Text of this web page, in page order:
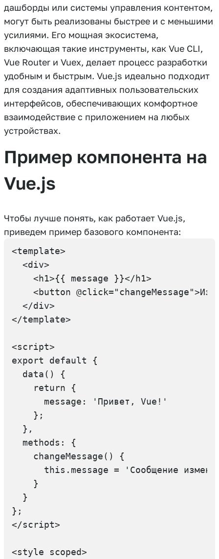
дашборды или системы управления контентом,
могут быть реализованы быстрее и с меньшими
усилиями. Его мощная экосистема,
включающая такие инструменты, как Vue CLI,
Vue Router и Vuex, делает процесс разработки
удобным и быстрым. Vue.js идеально подходит
для создания адаптивных пользовательских
интерфейсов, обеспечивающих комфортное
взаимодействие с приложением на любых
устройствах.
Пример компонента на
Vue.js
Чтобы лучше понять, как работает Vue.js,
приведем пример базового компонента:
<template>
  <div>
    <h1>{{ message }}</h1>
<button
  </div>
</template>
<script>
export default {
  data() {
    return {
      message: 'Привет, Vue!'
    };
  },
  methods: {
    changeMessage() {
this.message = 'Сообщение
    }
  }
};
</script>
<style scoped>